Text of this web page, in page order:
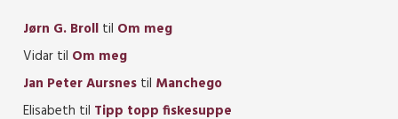
Jørn G. Broll til Om meg
Vidar til Om meg
Jan Peter Aursnes til Manchego
Elisabeth til Tipp topp fiskesuppe